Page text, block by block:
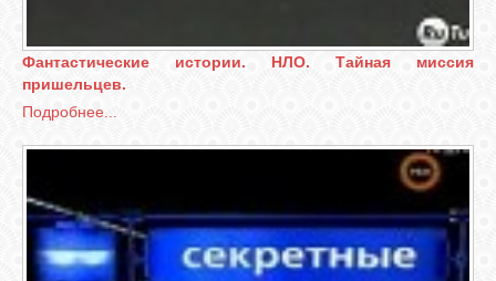
Фантастические истории. НЛО. Тайная миссия
пришельцев.
Подробнее...